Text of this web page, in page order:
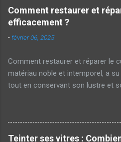
Qu'est-ce qu'une micro rayure ?
petites égratignures
courantes telles que le lavage
Bien que discrètes, elles
Impact sur l'esthétique et la
rayures représentent un défaut
Inversement, une carrosserie
Comment restaurer et
efficacement ?
- février 06, 2025
Comment restaurer et réparer le
matériau noble et intemporel, a
tout en conservant son lustre et
coup de neuf. Alors, comment
efficacement ? Pourquoi
dans les techniques de
Teinter ses vitres :